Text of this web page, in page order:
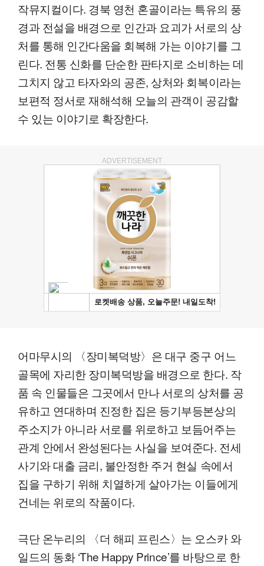
작뮤지컬이다. 경북 영천 혼골이라는 특유의 풍
경과 전설을 배경으로 인간과 요괴가 서로의 상
처를 통해 인간다움을 회복해 가는 이야기를 그
린다. 전통 신화를 단순한 판타지로 소비하는 데
그치지 않고 타자와의 공존, 상처와 회복이라는
보편적 정서로 재해석해 오늘의 관객이 공감할
수 있는 이야기로 확장한다.
ADVERTISEMENT
어마무시의 〈장미복덕방〉은 대구 중구 어느
골목에 자리한 장미복덕방을 배경으로 한다. 작
품 속 인물들은 그곳에서 만나 서로의 상처를 공
유하고 연대하며 진정한 집은 등기부등본상의
주소지가 아니라 서로를 위로하고 보듬어주는
관계 안에서 완성된다는 사실을 보여준다. 전세
사기와 대출 금리, 불안정한 주거 현실 속에서
집을 구하기 위해 치열하게 살아가는 이들에게
건네는 위로의 작품이다.
극단 온누리의 〈더 해피 프린스〉는 오스카 와
일드의 동화 ‘The Happy Prince’를 바탕으로 한